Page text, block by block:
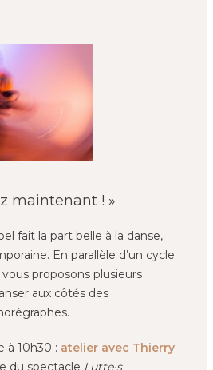
maintenant ! »
fait la part belle à la danse,
En parallèle d’un cycle
proposons plusieurs
aux côtés des
à 10h30 : atelier avec Thierry